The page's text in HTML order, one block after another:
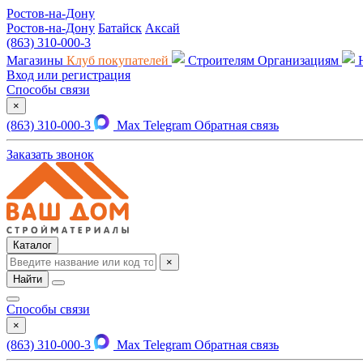
Ростов-на-Дону
Ростов-на-Дону Батайск Аксай
(863) 310-000-3
Магазины Клуб покупателей Строителям Организациям
Вход или регистрация
Способы связи
×
(863) 310-000-3 Max Telegram Обратная связь
Заказать звонок
Каталог
×
Найти
Способы связи
×
(863) 310-000-3 Max Telegram Обратная связь